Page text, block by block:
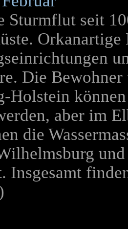
Sturmflut seit
Die
Holstein
aber im
die
Insgesamt